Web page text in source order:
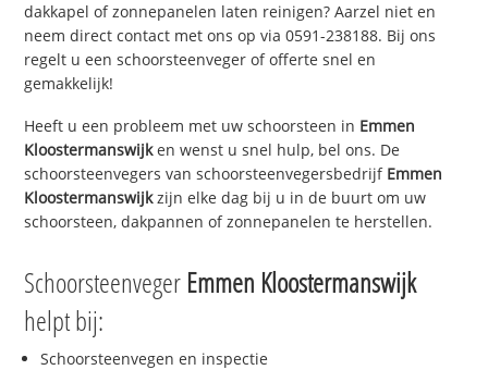
dakkapel of zonnepanelen laten reinigen? Aarzel niet en
neem direct contact met ons op via 0591-238188. Bij ons
regelt u een schoorsteenveger of offerte snel en
gemakkelijk!
Heeft u een probleem met uw schoorsteen in Emmen
Kloostermanswijken wenst u snel hulp, bel ons. De
schoorsteenvegers van schoorsteenvegersbedrijf Emmen
Kloostermanswijkzijn elke dag bij u in de buurt om uw
schoorsteen, dakpannen of zonnepanelen te herstellen.
Schoorsteenveger Emmen Kloostermanswijk
helpt bij:
Schoorsteenvegen en inspectie